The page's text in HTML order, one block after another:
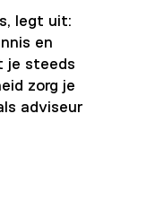
legt uit:
en
je steeds
zorg je
adviseur